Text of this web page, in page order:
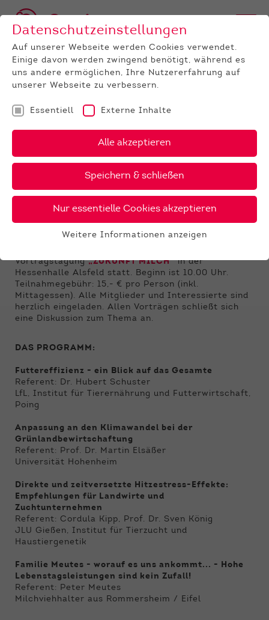
UNTERNEHMEN News
Es gilt 2G bei Zukunft Milch am
2. Dezember
Qnetics GmbH und vom Hessischen Verband für
Vortragstagung„ZUKUNFT MILCH“in der
Hessenhalle Alsfeld statt. Beginn ist 10.00 Uhr.
Teilnahmegebühr: 15,- € pro Person (inkl.
Mittagessen). Alle Mitglieder und Interessierte sind
herzlich eingeladen. Allen Vorträgen schließt sich
eine Diskussion zum Thema an.
DAS PROGRAMM:
Futtereffizienz - ein Blick auf das Gesamte
Referent: Dr. Hubert Schuster
LfL, Institut für Tierernährung und Futterwirtschaft,
Poing
Anpassung an den Klimawandel bei der
Grünlandbewirtschaftung
Referent: Prof. Dr. Martin Elsäßer
Universität Hohenheim
Direkte und zeitversetzte Hitzestress-Effekte:
Empfehlungen für Landwirte und
Zuchtunternehmen
Referent: Cordula Kipp, Prof. Dr. Sven König
JLU Gießen, Institut für Tierzucht und
Haustiergenetik
Familie Meutes - worauf es uns ankommt... - Hohe
Lebenstagsleistungen sind kein Zufall!
Referent: Peter Meutes
Milchviehhalter aus Rommersheim / Eifel
Datenschutzeinstellungen
Auf unserer Webseite werden Cookies verwendet.
Einige davon werden zwingend benötigt, während es
uns andere ermöglichen, Ihre Nutzererfahrung auf
unserer Webseite zu verbessern.
Essentiell Externe Inhalte
Alle akzeptieren
Speichern & schließen
Nur essentielle Cookies akzeptieren
Funktionen der Webseite benötigt. Dadurch ist
gewährleistet, dass die Webseite einwandfrei
funktioniert.
Name cookie_optin
Anbieter Qnetics
Laufzeit 1 Jahr
Zweck Cookie Einstellungen speichern
Cookie-Informationen anzeigen
Wir verwenden auf unserer Website externe
Inhalte, um Ihnen zusätzliche Informationen
anzubieten.
Weitere Informationen anzeigen